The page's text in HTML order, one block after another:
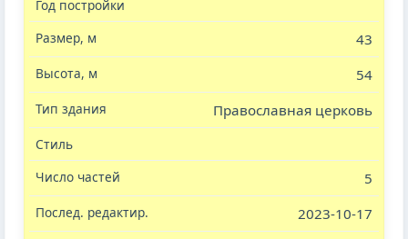
43
54
Православная церковь
5
2023-10-17